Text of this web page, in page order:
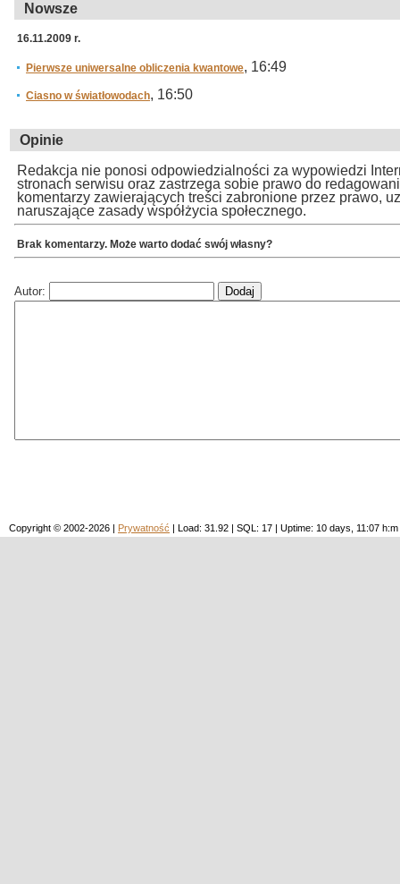
Nowsze
16.11.2009 r.
Pierwsze uniwersalne obliczenia kwantowe, 16:49
Ciasno w światłowodach, 16:50
Opinie
Redakcja nie ponosi odpowiedzialności za wypowiedzi
stronach serwisu oraz zastrzega sobie prawo do
komentarzy zawierających treści zabronione przez prawo,
naruszające zasady współżycia społecznego.
Brak komentarzy. Może warto dodać swój własny?
Autor:
Copyright © 2002-2026 | Prywatność | Load: 31.92 | SQL: 17 | Uptime: 10 days, 11:07